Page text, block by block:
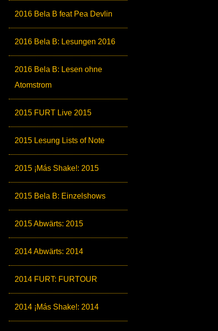
2016 Bela B feat Pea Devlin
2016 Bela B: Lesungen 2016
2016 Bela B: Lesen ohne
Atomstrom
2015 FURT Live 2015
2015 Lesung Lists of Note
2015 ¡Más Shake!: 2015
2015 Bela B: Einzelshows
2015 Abwärts: 2015
2014 Abwärts: 2014
2014 FURT: FURTOUR
2014 ¡Más Shake!: 2014